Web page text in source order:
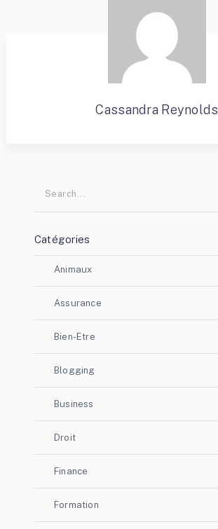
Cassandra Reynolds
Catégories
Animaux
Assurance
Bien-Etre
Blogging
Business
Droit
Finance
Formation